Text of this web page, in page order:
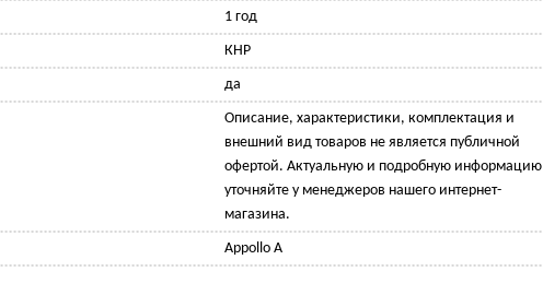
1 год
КНР
да
Описание, характеристики, комплектация и
внешний вид товаров не является публичной
офертой. Актуальную и подробную информацию
уточняйте у менеджеров нашего интернет-
магазина.
Appollo A